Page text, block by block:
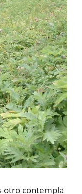
otro contempla